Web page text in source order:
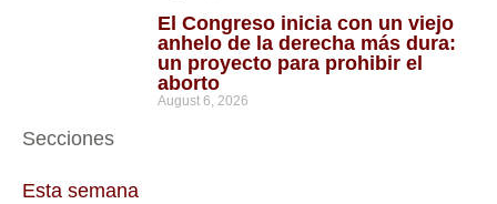
El Congreso inicia con un viejo
anhelo de la derecha más dura:
un proyecto para prohibir el
aborto
August 6, 2026
Secciones
Esta semana